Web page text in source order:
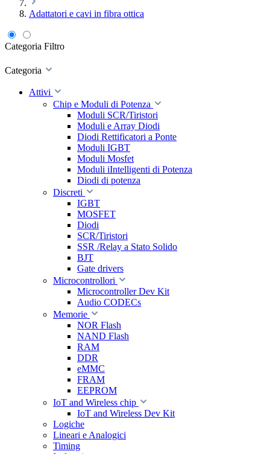
Adattatori e cavi in fibra ottica
Categoria Filtro
Categoria
Attivi
Chip e Moduli di Potenza
Moduli SCR/Tiristori
Moduli e Array Diodi
Diodi Rettificatori a Ponte
Moduli IGBT
Moduli Mosfet
Moduli iIntelligenti di Potenza
Diodi di potenza
Discreti
IGBT
MOSFET
Diodi
SCR/Tiristori
SSR /Relay a Stato Solido
BJT
Gate drivers
Microcontrollori
Microcontroller Dev Kit
Audio CODECs
Memorie
NOR Flash
NAND Flash
RAM
DDR
eMMC
FRAM
EEPROM
IoT and Wireless chip
IoT and Wireless Dev Kit
Logiche
Lineari e Analogici
Timing